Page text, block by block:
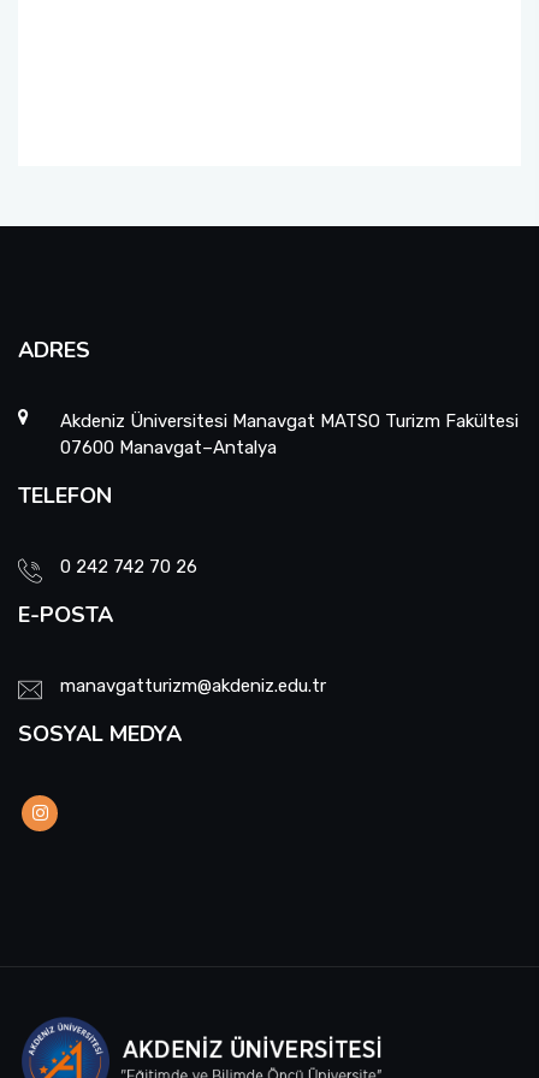
ADRES
Akdeniz Üniversitesi Manavgat MATSO Turizm Fakültesi
07600 Manavgat–Antalya
TELEFON
0 242 742 70 26
E-POSTA
manavgatturizm@akdeniz.edu.tr
SOSYAL MEDYA
YÖKAK Akreditasyon ve Kalite Koordinasyon
Organizasyon Şeması
Eğitim Öğretim Komisyonu
Burs ve Sosyal Hizmetler Komisyonu
Engelli Birim Yetkilisi
Uluslararası Değişim Koordinatörlükleri
Uluslararasılaşma Faaliyetleri